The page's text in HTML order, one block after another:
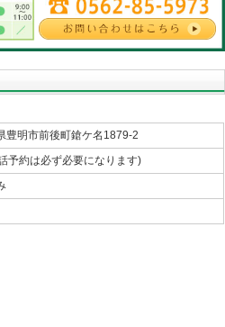
院へ救急車で向かって下さい
バクテリア』だったら取り返
気はいつでもアナタの周りに
う。